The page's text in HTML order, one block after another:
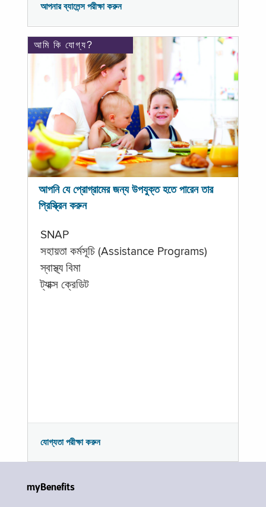
আপনার ব্যালেন্স পরীক্ষা করুন
আমি কি যোগ্য?
আপনি যে প্রোগ্রামের জন্য উপযুক্ত হতে পারেন তার
প্রিস্ক্রিন করুন
SNAP
সহায়তা কর্মসূচি (Assistance Programs)
স্বাস্থ্য বিমা
ট্যাক্স ক্রেডিট
যোগ্যতা পরীক্ষা করুন
myBenefits